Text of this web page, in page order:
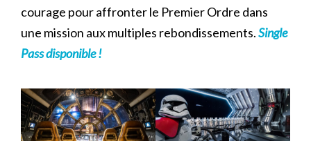
courage pour affronter le Premier Ordre dans
une mission aux multiples rebondissements.Single
Pass disponible !